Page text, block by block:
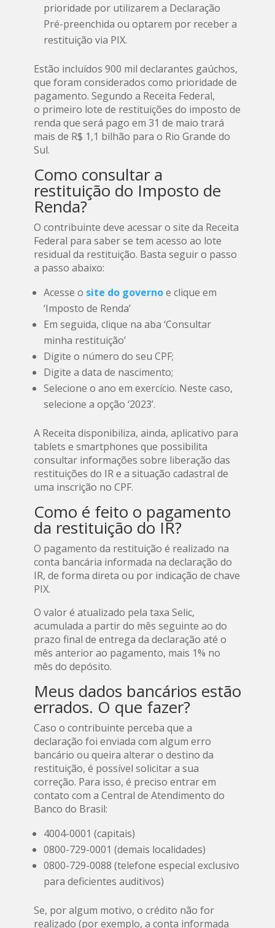
prioridade por utilizarem a Declaração
Pré-preenchida ou optarem por receber a
restituição via PIX.
Estão incluídos 900 mil declarantes gaúchos,
que foram considerados como prioridade de
pagamento. Segundo a Receita Federal,
o primeiro lote de restituições do imposto de
renda que será pago em 31 de maio trará
mais de R$ 1,1 bilhão para o Rio Grande do
Sul.
Como consultar a
restituição do Imposto de
Renda?
O contribuinte deve acessar o site da Receita
Federal para saber se tem acesso ao lote
residual da restituição. Basta seguir o passo
a passo abaixo:
Acesse o site do governoe clique em
‘Imposto de Renda’
Em seguida, clique na aba ‘Consultar
minha restituição’
Digite o número do seu CPF;
Digite a data de nascimento;
Selecione o ano em exercício. Neste caso,
selecione a opção ‘2023’.
A Receita disponibiliza, ainda, aplicativo para
tablets e smartphones que possibilita
consultar informações sobre liberação das
restituições do IR e a situação cadastral de
uma inscrição no CPF.
Como é feito o pagamento
da restituição do IR?
O pagamento da restituição é realizado na
conta bancária informada na declaração do
IR, de forma direta ou por indicação de chave
PIX.
O valor é atualizado pela taxa Selic,
acumulada a partir do mês seguinte ao do
prazo final de entrega da declaração até o
mês anterior ao pagamento, mais 1% no
mês do depósito.
Meus dados bancários estão
errados. O que fazer?
Caso o contribuinte perceba que a
declaração foi enviada com algum erro
bancário ou queira alterar o destino da
restituição, é possível solicitar a sua
correção. Para isso, é preciso entrar em
contato com a Central de Atendimento do
Banco do Brasil:
4004-0001 (capitais)
0800-729-0001 (demais localidades)
0800-729-0088 (telefone especial exclusivo
para deficientes auditivos)
Se, por algum motivo, o crédito não for
realizado (por exemplo, a conta informada